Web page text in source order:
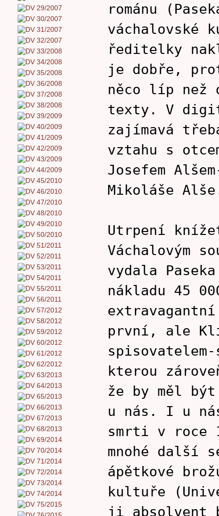
románu
váchalovské
ředitelky
je dobře,
něco líp než
texty. V
zajímavá
vztahu s
Josefem
Mikoláše
Utrpení
Váchalovým
vydala
nákladu 45
první, ale
kterou
že by měl
u nás. I u
smrti v roce
mnohé další
ápětkové
kultuře
ji absolvent